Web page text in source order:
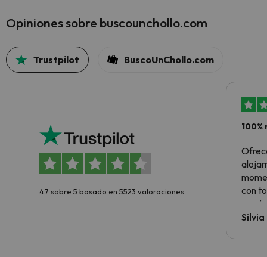
Opiniones sobre buscounchollo.com
Trustpilot BuscoUnChollo.com
4.7 sobre 5 basado en 5523 valoraciones
con